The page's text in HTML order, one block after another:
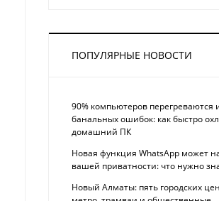
ПОПУЛЯРНЫЕ НОВОСТИ
90% компьютеров перегреваются
банальных ошибок: как быстро
домашний ПК
Новая функция WhatsApp может
вашей приватности: что нужно
Новый Алматы: пять городских